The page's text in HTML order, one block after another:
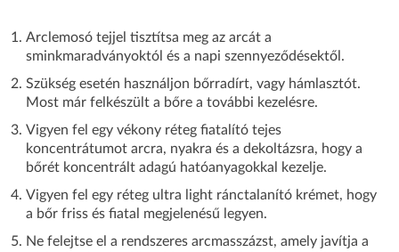
Arclemosó tejjel tisztítsa meg az arcát a
sminkmaradványoktól és a napi szennyeződésektől.
Szükség esetén használjon bőrradírt, vagy hámlasztót.
Most már felkészült a bőre a további kezelésre.
Vigyen fel egy vékony réteg fiatalító tejes
koncentrátumot arcra, nyakra és a dekoltázsra, hogy a
bőrét koncentrált adagú hatóanyagokkal kezelje.
Vigyen fel egy réteg ultra light ránctalanító krémet, hogy
a bőr friss és fiatal megjelenésű legyen.
Ne felejtse el a rendszeres arcmasszázst, amely javítja a